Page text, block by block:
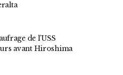
de l’USS
avant Hiroshima